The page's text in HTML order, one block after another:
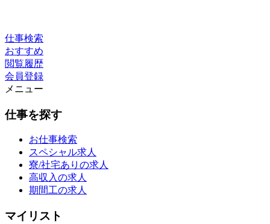
仕事検索
おすすめ
閲覧履歴
会員登録
メニュー
仕事を探す
お仕事検索
スペシャル求人
寮/社宅ありの求人
高収入の求人
期間工の求人
マイリスト